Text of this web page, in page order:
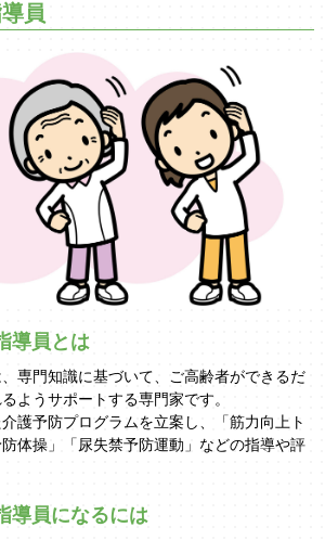
員
導員とは
専門知識に基づいて、ご高齢者ができるだ
ようサポートする専門家です。
護予防プログラムを立案し、「筋力向上ト
体操」「尿失禁予防運動」などの指導や評
導員になるには